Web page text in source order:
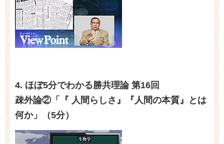
4. ほぼ5分でわかる勝共理論 第16回
疎外論②「『 人間らしさ』『人間の本質』とは
何か」（5分）